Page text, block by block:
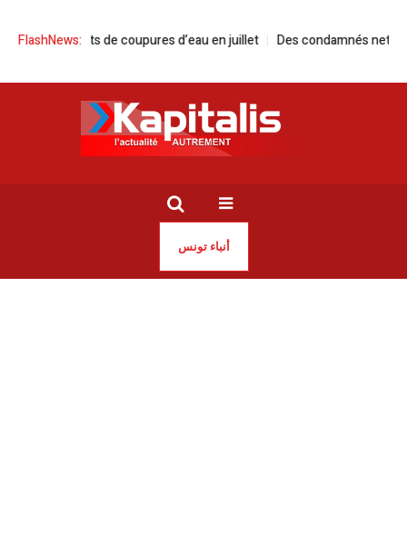
FlashNews:de coupures d’eau en juillet Des condamnés nettoient une
أنباء تونس